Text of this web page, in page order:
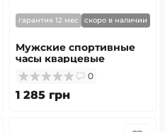
гарантия 12 мес скоро в наличии
Мужские спортивные
часы кварцевые
Awarder 004 ССО Army
Green
0
1 285 грн